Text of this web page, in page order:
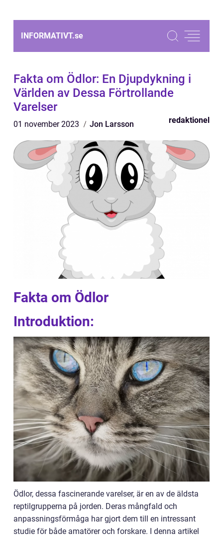
INFORMATIVT.se
Fakta om Ödlor: En Djupdykning i
Världen av Dessa Förtrollande
Varelser
01 november 2023 Jon Larsson redaktionel
Fakta om Ödlor
Introduktion:
Ödlor, dessa fascinerande varelser, är en av de äldsta
reptilgrupperna på jorden. Deras mångfald och
anpassningsförmåga har gjort dem till en intressant
studie för både amatörer och forskare. I denna artikel